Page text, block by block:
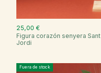
25,00 €
Figura corazón senyera Sant
Jordi
Fuera de stock